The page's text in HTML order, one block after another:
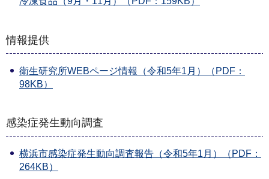
情報提供
衛生研究所WEBページ情報（令和5年1月）（PDF：
98KB）
感染症発生動向調査
横浜市感染症発生動向調査報告（令和5年1月）（PDF：
264KB）